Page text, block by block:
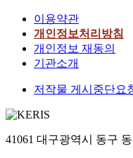
이용약관
개인정보처리방침
개인정보 재동의
기관소개
저작물 게시중단요
41061 대구광역시 동구